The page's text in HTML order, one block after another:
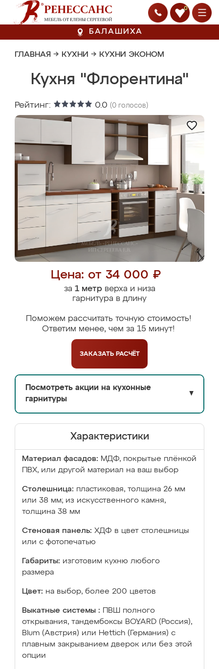
0
БАЛАШИХА
ГЛАВНАЯ → КУХНИ → КУХНИ ЭКОНОМ
Кухня "Флорентина"
Рейтинг: 0.0 (0 голосов)
Цена: от 34 000 ₽
за 1 метрверха и низа
гарнитура в длину
Поможем рассчитать точную стоимость!
Ответим менее, чем за 15 минут!
ЗАКАЗАТЬ РАСЧЁТ
Посмотреть акции на кухонные
гарнитуры
▼
Характеристики
Материал фасадов: МДФ, покрытые плёнкой
ПВХ, или другой материал на ваш выбор
Столешница: пластиковая, толщина 26 мм
или 38 мм; из искусственного камня,
толщина 38 мм
Стеновая панель: ХДФ в цвет столешницы
или с фотопечатью
Габариты: изготовим кухню любого
размера
Цвет: на выбор, более 200 цветов
Выкатные системы :
ПВШ полного
открывания, тандембоксы BOYARD (Россия),
Blum (Австрия) или Hettich (Германия) с
плавным закрыванием дверок или без этой
опции